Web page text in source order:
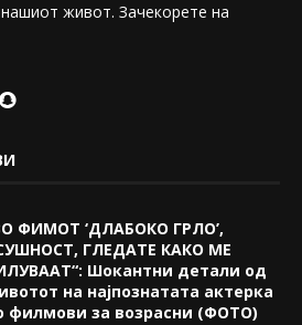
живот. Зачекорете на
ФИМОТ ‘ДЛАБОКО ГРЛО’,
ГЛЕДАТЕ КАКО МЕ
Шокантни детали од
на најпознатата актерка
филмови за возрасни (ФОТО)